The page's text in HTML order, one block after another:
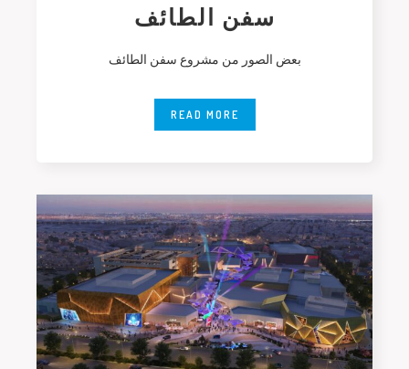
سفن الطائف
بعض الصور من مشروع سفن الطائف
READ MORE